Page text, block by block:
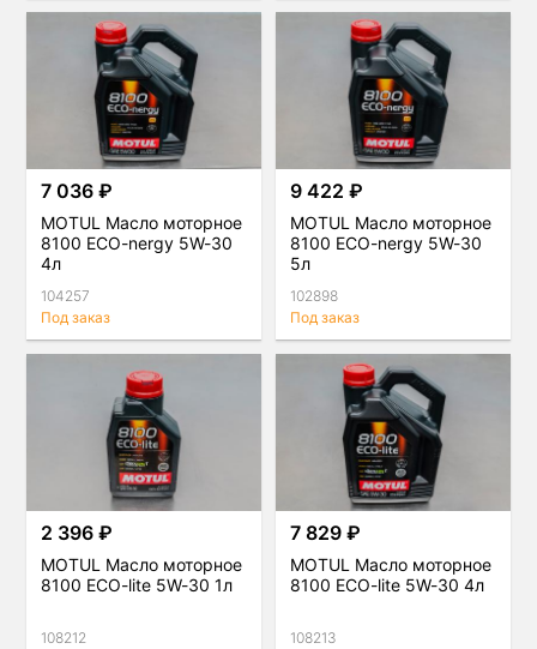
7 036 ₽
MOTUL Масло моторное
8100 ECO-nergy 5W-30
4л
104257
Под заказ
9 422 ₽
MOTUL Масло моторное
8100 ECO-nergy 5W-30
5л
102898
Под заказ
2 396 ₽
MOTUL Масло моторное
8100 ECO-lite 5W-30 1л
108212
7 829 ₽
MOTUL Масло моторное
8100 ECO-lite 5W-30 4л
108213